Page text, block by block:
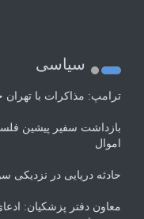
سیاسی
ترامپ: مذاکرات با
بازداشت سفیر پیشین
اموال
حادثه دریایی در نزدیکی
معاون دفتر پزشکیان: